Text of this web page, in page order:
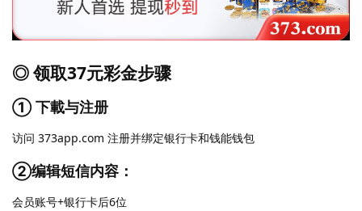
◎ 领取37元彩金步骤
① 下載与注册
访问 373app.com 注册并绑定银行卡和钱能钱包
②编辑短信内容：
会员账号+银行卡后6位